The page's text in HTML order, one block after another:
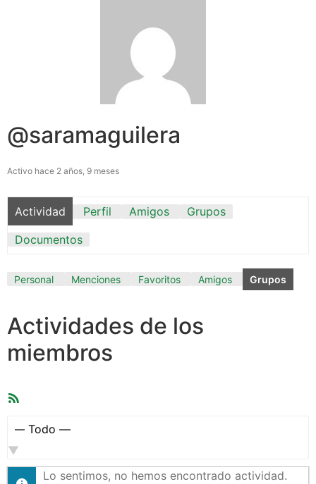
@saramaguilera
Activo hace 2 años, 9 meses
Actividad Perfil Amigos
Grupos
Documentos
Personal Menciones Favoritos Amigos Grupos
Actividades de los
miembros
Mostrar:
Lo sentimos, no hemos encontrado actividad.